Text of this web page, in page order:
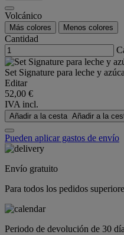
Volcánico
Más colores Menos colores
Cantidad
Set Signature para leche y
Editar
52,00 €
IVA incl.
Añadir a la cesta Añadir a la
Pueden aplicar gastos de envío
Envío gratuito
Para todos los pedidos
Periodo de devolución de 30